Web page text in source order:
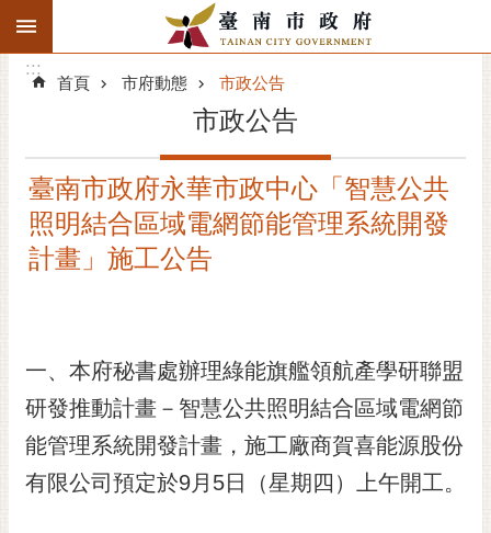
跳到主要內容區塊
搜
階
精彩府城
市府動態
市政資訊
市民互動
:::
:::
首頁 市府動態 市政公告
市政公告
臺南市政府永華市政中心「智慧公共
照明結合區域電網節能管理系統開發
計畫」施工公告
一、本府秘書處辦理綠能旗艦領航產學研聯盟
研發推動計畫－智慧公共照明結合區域電網節
能管理系統開發計畫，施工廠商賀喜能源股份
有限公司預定於9月5日（星期四）上午開工。